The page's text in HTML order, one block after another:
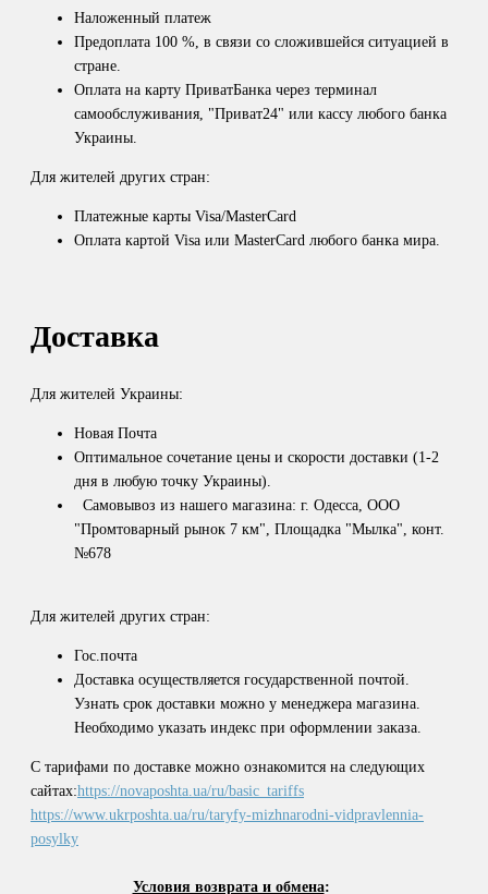
Наложенный платеж
Предоплата 100 %, в связи со сложившейся ситуацией в
стране.
Оплата на карту ПриватБанка через терминал
самообслуживания, "Приват24" или кассу любого банка
Украины.
Для жителей других стран:
Платежные карты Visa/MasterCard
Оплата картой Visa или MasterCard любого банка мира.
Доставка
Для жителей Украины:
Новая Почта
Оптимальное сочетание цены и скорости доставки (1-2
дня в любую точку Украины).
Самовывоз из нашего магазина: г. Одесса, ООО
"Промтоварный рынок 7 км", Площадка "Мылка", конт.
№678
Для жителей других стран:
Гос.почта
Доставка осуществляется государственной почтой.
Узнать срок доставки можно у менеджера магазина.
Необходимо указать индекс при оформлении заказа.
С тарифами по доставке можно ознакомится на следующих
сайтах:https://novaposhta.ua/ru/basic_tariffs
https://www.ukrposhta.ua/ru/taryfy-mizhnarodni-vidpravlennia-
posylky
Условия возврата и обмена: